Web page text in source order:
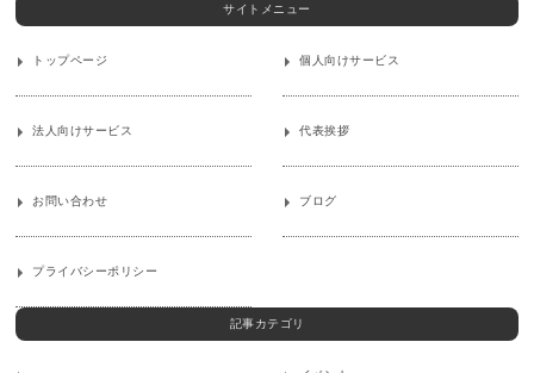
サイトメニュー
トップページ 個人向けサービス
法人向けサービス 代表挨拶
お問い合わせ ブログ
プライバシーポリシー
記事カテゴリ